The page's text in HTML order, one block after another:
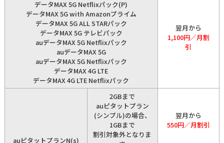
データMAX 5G Netflixパック(P)
データMAX 5G with Amazonプライム
データMAX 5G ALL STARパック
データMAX 5G テレビパック
auデータMAX 5G Netflixパック
auデータMAX 5G
auデータMAX 5G Netflixパック
データMAX 4G LTE
データMAX 4G LTE Netflixパック
翌月から
1,100円／月割
引
auピタットプランN(s)
2GBまで
auピタットプラン
(シンプル)の場合、
1GBまで
割引対象外となりま
翌月から
550円／月割引